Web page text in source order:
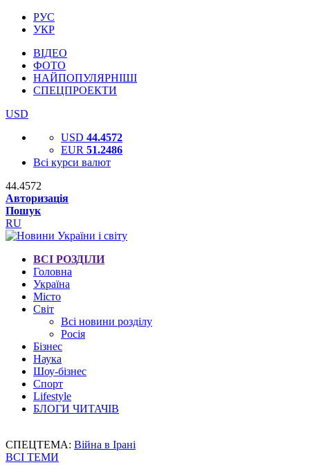
РУС
УКР
ВІДЕО
ФОТО
НАЙПОПУЛЯРНІШІ
СПЕЦПРОЕКТИ
USD
USD 44.4572
EUR 51.2486
Всі курси валют
44.4572
Авторизація
Пошук
RU
ВСІ РОЗДІЛИ
Головна
Україна
Місто
Світ
Всі новини розділу
Росія
Бізнес
Наука
Шоу-бізнес
Спорт
Lifestyle
БЛОГИ ЧИТАЧІВ
СПЕЦТЕМА: Війна в Ірані
ВСІ ТЕМИ